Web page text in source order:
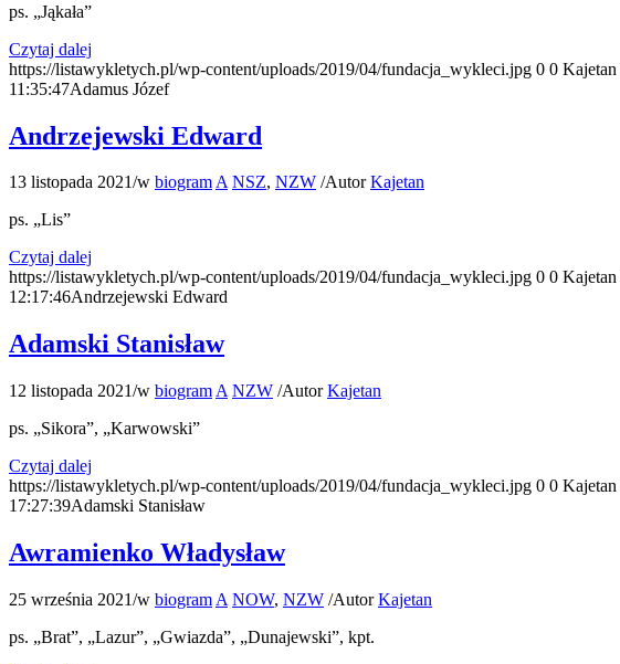
ps. „Jąkała”
Czytaj dalej
https://listawykletych.pl/wp-content/uploads/2019/04/fundacja_wykleci.jpg 0 0 Kajetan
11:35:47Adamus Józef
Andrzejewski Edward
13 listopada 2021/w biogramA NSZ, NZW /AutorKajetan
ps. „Lis”
Czytaj dalej
https://listawykletych.pl/wp-content/uploads/2019/04/fundacja_wykleci.jpg 0 0 Kajetan
12:17:46Andrzejewski Edward
Adamski Stanisław
12 listopada 2021/w biogram A NZW /AutorKajetan
ps. „Sikora”, „Karwowski”
Czytaj dalej
https://listawykletych.pl/wp-content/uploads/2019/04/fundacja_wykleci.jpg 0 0 Kajetan
17:27:39Adamski Stanisław
Awramienko Władysław
25 września 2021/w biogram A NOW, NZW /AutorKajetan
ps. „Brat”, „Lazur”, „Gwiazda”, „Dunajewski”, kpt.